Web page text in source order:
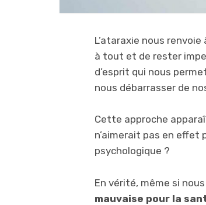
L’ataraxie nous
à tout et de rester
d’esprit qui nous
nous débarrasser de
Cette approche
n’aimerait pas en effet
psychologique ?
En vérité, même si
mauvaise pour la